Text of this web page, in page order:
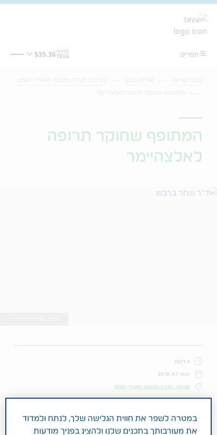
המתופף שחוקר תרופה
לאלצהיימר
4 דקות
ינואר 01, 2018
סביבה, חברה וממשל תאגידי (ESG)
ד"ר שחר ברבש, מוזיקאי וחוקר מוח, חולם
במטרה לשפר את חווית הגלישה שלך, לנתח ולמדוד
את מעורבותך בתכנים שלנו ולהציג בפניך מודעות